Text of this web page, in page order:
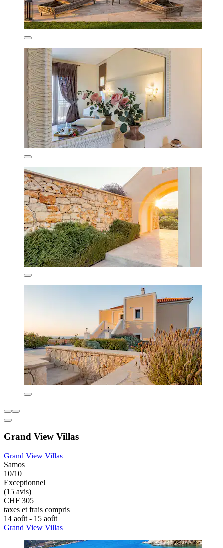
Grand View Villas
Grand View Villas
Samos
10/10
Exceptionnel
(15 avis)
CHF 305
taxes et frais compris
14 août - 15 août
Grand View Villas